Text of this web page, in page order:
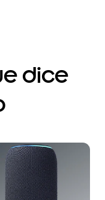
dice